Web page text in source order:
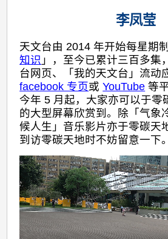
生」
音
乐
影
片
登
陆
零
碳
天
地
李凤莹
天文台由 2014 年开始每星期
知识 」，至今已累计三百多集
台网页、「我的天文台」流动
facebook 专页或YouTube 等
今年 5 月起，大家亦可以于零
的大型屏幕欣赏到。除「气象
候人生」音乐影片亦于零碳天
到访零碳天地时不妨留意一下。